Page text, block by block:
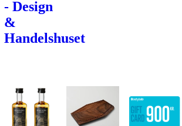
- Design
&
Handelshuset